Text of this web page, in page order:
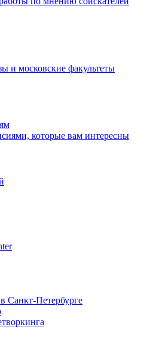
и московские факультеты
которые вам интересны
Санкт-Петербурге